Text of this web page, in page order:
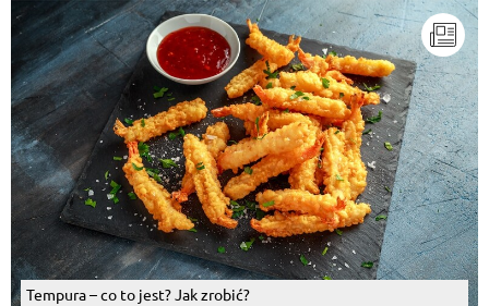
Tempura – co to jest? Jak zrobić?